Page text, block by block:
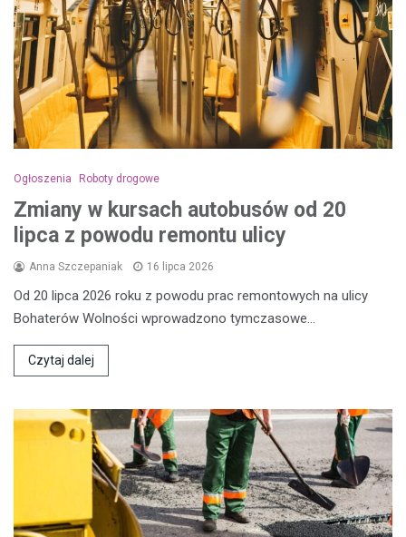
Ogłoszenia Roboty drogowe
Zmiany w kursach autobusów od 20
lipca z powodu remontu ulicy
Anna Szczepaniak 16 lipca 2026
Od 20 lipca 2026 roku z powodu prac remontowych na ulicy
Bohaterów Wolności wprowadzono tymczasowe…
Czytaj dalej